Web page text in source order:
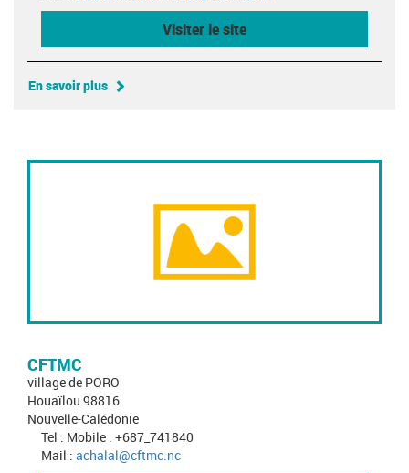
Visiter le site
En savoir plus
CFTMC
village de PORO
Houaïlou 98816
Nouvelle-Calédonie
Tel : Mobile : +687_741840
Mail : achalal@cftmc.nc